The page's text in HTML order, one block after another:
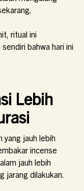
ritual ini
bahwa hari ini
Lebih
yang jauh lebih
incense
jauh lebih
jarang dilakukan.